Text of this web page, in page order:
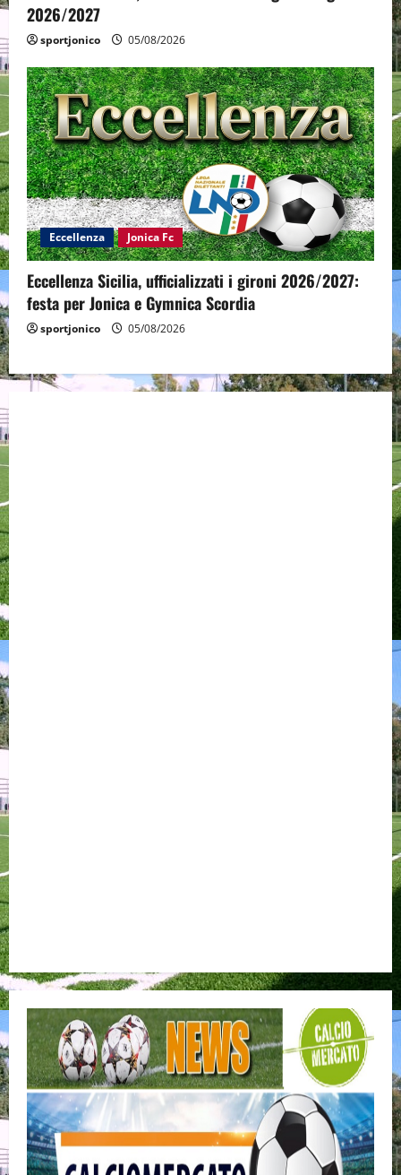
2026/2027
sportjonico 05/08/2026
Eccellenza Jonica Fc
Eccellenza Sicilia, ufficializzati i gironi 2026/2027:
festa per Jonica e Gymnica Scordia
sportjonico 05/08/2026